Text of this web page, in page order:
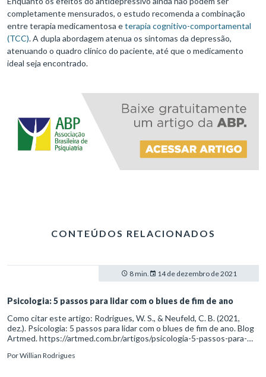
completamente mensurados, o estudo recomenda a combinação
entre terapia medicamentosa eterapia cognitivo-comportamental
(TCC). A dupla abordagem atenua os sintomas da depressão,
atenuando o quadro clínico do paciente, até que o medicamento
ideal seja encontrado.
CONTEÚDOS RELACIONADOS
8 min. 14 de dezembro de 2021
Psicologia: 5 passos para lidar com o blues de fim de ano
Como citar este artigo: Rodrigues, W. S., & Neufeld, C. B. (2021,
dez.). Psicologia: 5 passos para lidar com o blues de fim de ano. Blog
Artmed. https://artmed.com.br/artigos/psicologia-5-passos-para-
PorWillian Rodrigues